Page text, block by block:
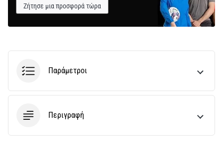
Ζήτησε μια προσφορά τώρα
Παράμετροι
Περιγραφή